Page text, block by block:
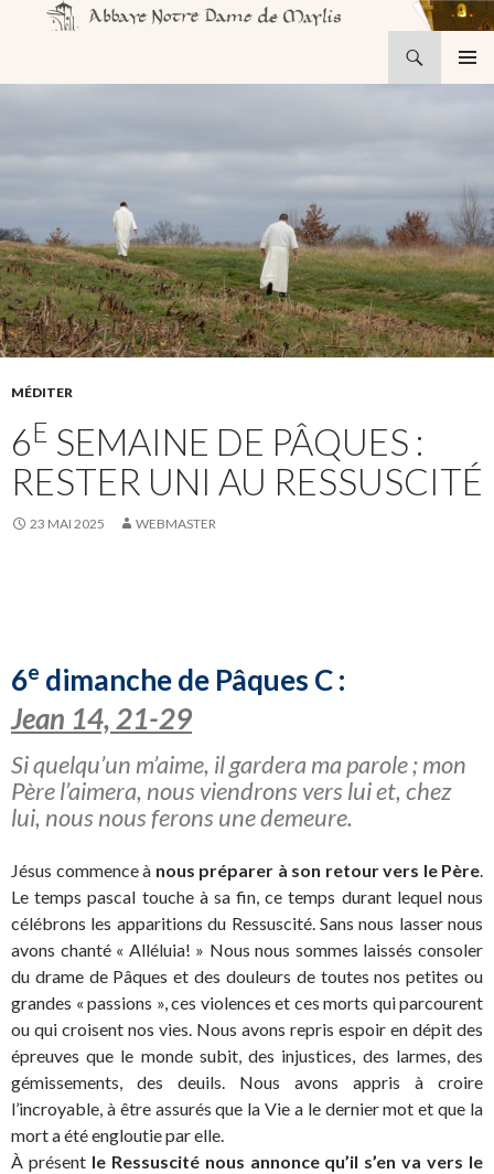
MÉDITER
6E SEMAINE DE PÂQUES :
RESTER UNI AU RESSUSCITÉ
23 MAI 2025 WEBMASTER
6e dimanche de Pâques C :
Jean 14, 21-29
Si quelqu’un m’aime, il gardera ma parole ; mon
Père l’aimera, nous viendrons vers lui et, chez
lui, nous nous ferons une demeure.
Jésus commence à nous préparer à son retour vers le Père.
Le temps pascal touche à sa fin, ce temps durant lequel nous
célébrons les apparitions du Ressuscité. Sans nous lasser nous
avons chanté « Alléluia! » Nous nous sommes laissés consoler
du drame de Pâques et des douleurs de toutes nos petites ou
grandes « passions », ces violences et ces morts qui parcourent
ou qui croisent nos vies. Nous avons repris espoir en dépit des
épreuves que le monde subit, des injustices, des larmes, des
gémissements, des deuils. Nous avons appris à croire
l’incroyable, à être assurés que la Vie a le dernier mot et que la
mort a été engloutie par elle.
À présent le Ressuscité nous annonce qu’il s’en va vers le